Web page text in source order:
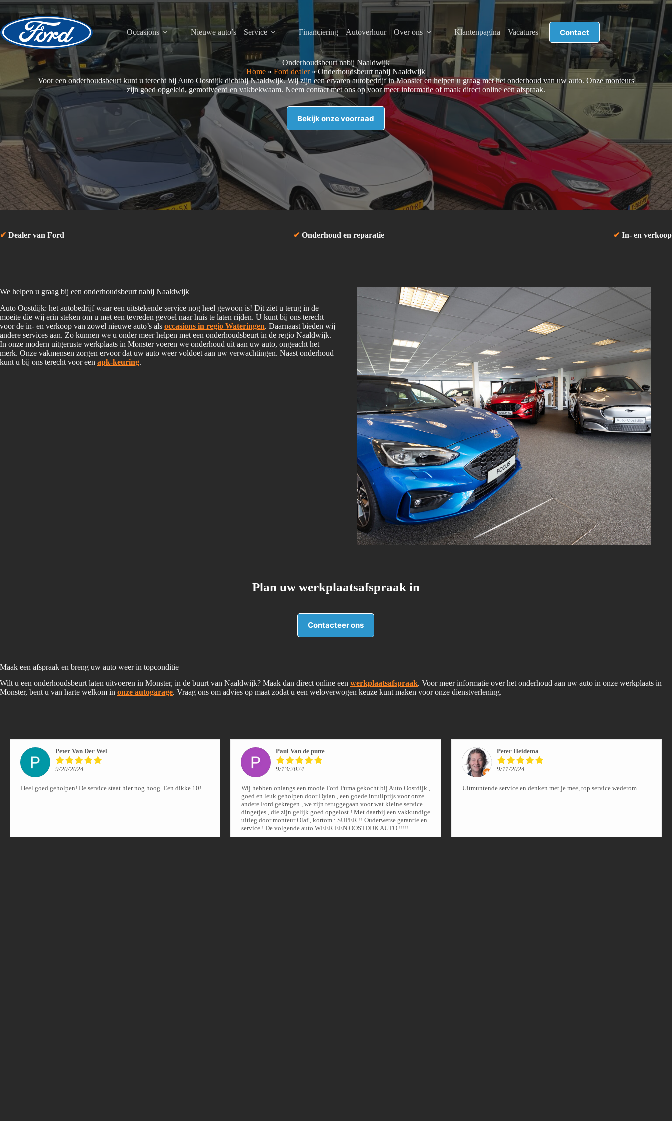
Ga
naar
inhoud
Occasions Nieuwe auto’s Service Financiering Autoverhuur Over ons Klantenpagina Vacatures Contact
Onderhoudsbeurt nabij Naaldwijk
Home » Ford dealer»Onderhoudsbeurt nabij Naaldwijk
Voor een onderhoudsbeurt kunt u terecht bij Auto Oostdijk dichtbij Naaldwijk. Wij zijn een ervaren autobedrijf in Monster en helpen u graag met het onderhoud van uw auto. Onze monteurs
zijn goed opgeleid, gemotiveerd en vakbekwaam. Neem contact met ons op voor meer informatie of maak direct online een afspraak.
Bekijk onze voorraad
✔ Dealer van Ford ✔ Onderhoud en reparatie ✔ In- en verkoop
We helpen u graag bij een onderhoudsbeurt nabij Naaldwijk
Auto Oostdijk: het autobedrijf waar een uitstekende service nog heel gewoon is! Dit ziet u terug in de
moeite die wij erin steken om u met een tevreden gevoel naar huis te laten rijden. U kunt bij ons terecht
voor de in- en verkoop van zowel nieuwe auto’s als occasions in regio Wateringen. Daarnaast bieden wij
andere services aan. Zo kunnen we u onder meer helpen met een onderhoudsbeurt in de regio Naaldwijk.
In onze modern uitgeruste werkplaats in Monster voeren we onderhoud uit aan uw auto, ongeacht het
merk. Onze vakmensen zorgen ervoor dat uw auto weer voldoet aan uw verwachtingen. Naast onderhoud
kunt u bij ons terecht voor een apk-keuring.
Plan uw werkplaatsafspraak in
Contacteer ons
Maak een afspraak en breng uw auto weer in topconditie
Wilt u een onderhoudsbeurt laten uitvoeren in Monster, in de buurt van Naaldwijk? Maak dan direct online een werkplaatsafspraak. Voor meer informatie over het onderhoud aan uw auto in onze werkplaats in
Monster, bent u van harte welkom in onze autogarage. Vraag ons om advies op maat zodat u een weloverwogen keuze kunt maken voor onze dienstverlening.
Peter Van Der Wel
9/20/2024
Heel goed geholpen! De service staat hier nog hoog. Een dikke 10!
Paul Van de putte
9/13/2024
Wij hebben onlangs een mooie Ford Puma gekocht bij Auto Oostdijk ,
goed en leuk geholpen door Dylan , een goede inruilprijs voor onze
andere Ford gekregen , we zijn teruggegaan voor wat kleine service
dingetjes , die zijn gelijk goed opgelost ! Met daarbij een vakkundige
uitleg door monteur Olaf , kortom : SUPER !! Ouderwetse garantie en
service ! De volgende auto WEER EEN OOSTDIJK AUTO !!!!!
Peter Heidema
9/11/2024
Uitmuntende service en denken met je mee, top service wederom